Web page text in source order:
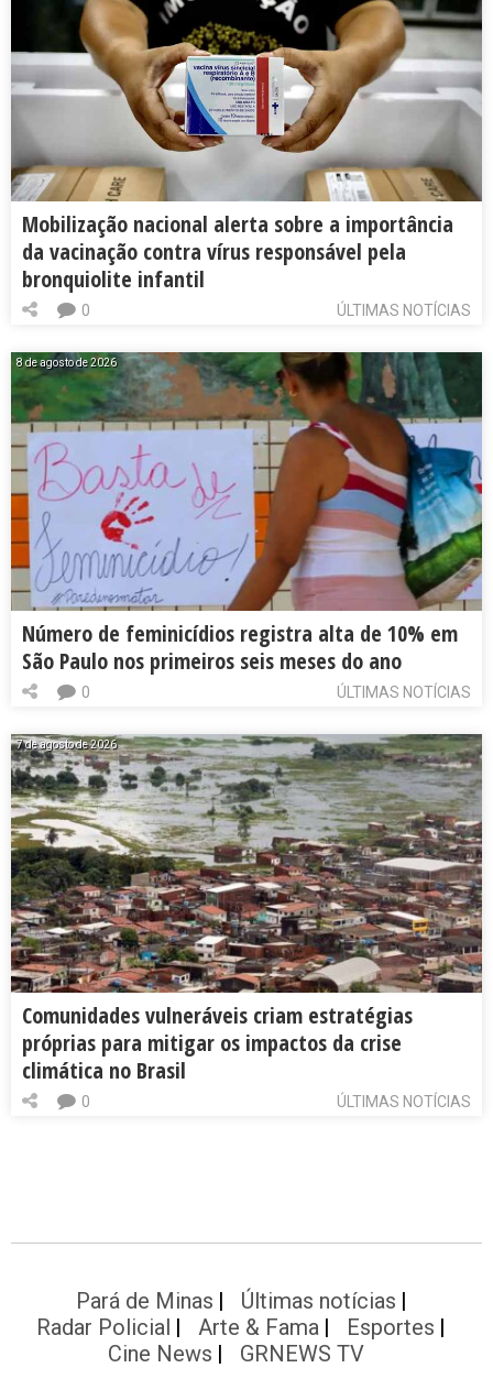
Mobilização nacional alerta sobre a importância
da vacinação contra vírus responsável pela
bronquiolite infantil
ÚLTIMAS NOTÍCIAS
0
8 de agosto de 2026
Número de feminicídios registra alta de 10% em
São Paulo nos primeiros seis meses do ano
ÚLTIMAS NOTÍCIAS
0
7 de agosto de 2026
Comunidades vulneráveis criam estratégias
próprias para mitigar os impactos da crise
climática no Brasil
ÚLTIMAS NOTÍCIAS
0
Pará de Minas
Últimas notícias
Radar Policial
Arte & Fama
Esportes
Cine News
GRNEWS TV